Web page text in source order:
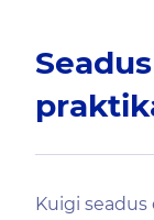
Kuigi